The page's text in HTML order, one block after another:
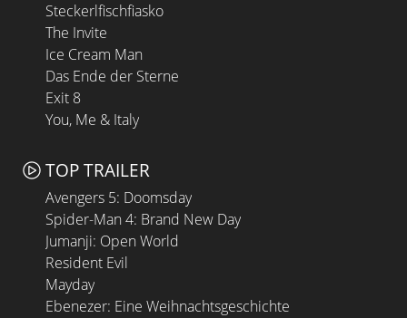
Steckerlfischfiasko
The Invite
Ice Cream Man
Das Ende der Sterne
Exit 8
You, Me & Italy
TOP TRAILER
Avengers 5: Doomsday
Spider-Man 4: Brand New Day
Jumanji: Open World
Resident Evil
Mayday
Ebenezer: Eine Weihnachtsgeschichte